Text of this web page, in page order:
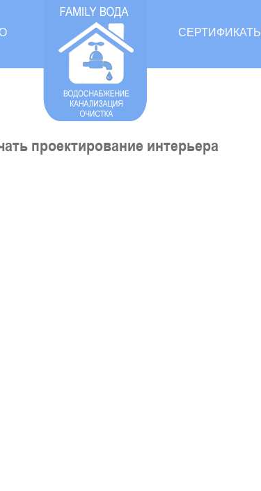
СЕРТИФИКАТЫ
проектирование интерьера